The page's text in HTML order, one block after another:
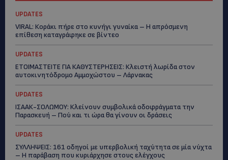
UPDATES
VIRAL: Κοράκι πήρε στο κυνήγι γυναίκα – Η απρόσμενη
επίθεση καταγράφηκε σε βίντεο
UPDATES
ΕΤΟΙΜΑΣΤΕΙΤΕ ΓΙΑ ΚΑΘΥΣΤΕΡΗΣΕΙΣ: Κλειστή λωρίδα στον
αυτοκινητόδρομο Αμμοχώστου – Λάρνακας
UPDATES
ΙΣΑΑΚ-ΣΟΛΩΜΟΥ: Κλείνουν συμβολικά οδοφράγματα την
Παρασκευή – Πού και τι ώρα θα γίνουν οι δράσεις
UPDATES
ΣΥΛΛΗΨΕΙΣ: 161 οδηγοί με υπερβολική ταχύτητα σε μία νύχτα
– Η παράβαση που κυριάρχησε στους ελέγχους